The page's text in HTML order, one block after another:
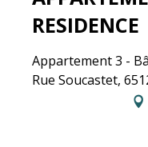
RESIDENCE
Appartement 3 -
Rue Soucastet,